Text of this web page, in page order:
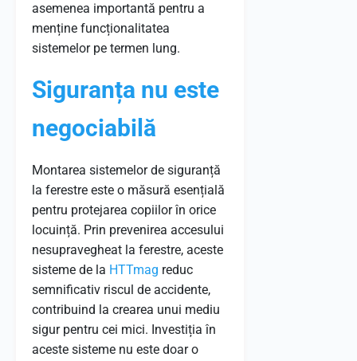
asemenea importantă pentru a
menține funcționalitatea
sistemelor pe termen lung.
Siguranța nu este
negociabilă
Montarea sistemelor de siguranță
la ferestre este o măsură esențială
pentru protejarea copiilor în orice
locuință. Prin prevenirea accesului
nesupravegheat la ferestre, aceste
sisteme de la HTTmag reduc
semnificativ riscul de accidente,
contribuind la crearea unui mediu
sigur pentru cei mici. Investiția în
aceste sisteme nu este doar o